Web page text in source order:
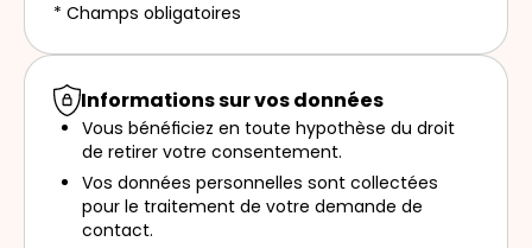
* Champs obligatoires
Informations sur vos données
Vous bénéficiez en toute hypothèse du droit
de retirer votre consentement.
Vos données personnelles sont collectées
pour le traitement de votre demande de
contact.